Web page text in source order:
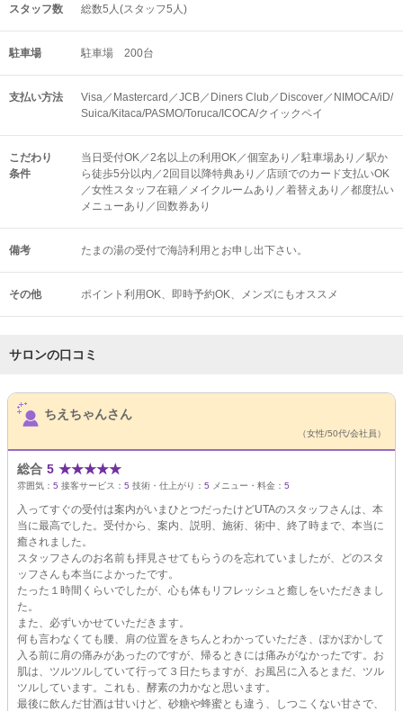
スタッフ数 総数5人(スタッフ5人)
駐車場 駐車場 200台
支払い方法
Visa／Mastercard／JCB／Diners Club／Discover／NIMOCA/iD/
Suica/Kitaca/PASMO/Toruca/ICOCA/クイックペイ
こだわり
条件
当日受付OK／2名以上の利用OK／個室あり／駐車場あり／駅か
ら徒歩5分以内／2回目以降特典あり／店頭でのカード支払いOK
／女性スタッフ在籍／メイクルームあり／着替えあり／都度払い
メニューあり／回数券あり
備考 たまの湯の受付で海詩利用とお申し出下さい。
その他 ポイント利用OK 即時予約OK メンズにもオススメ
サロンの口コミ
サロンPick Up
ちえちゃんさん
（女性/50代/会社員）
総合 5 ★★★★★
雰囲気： 5 接客サービス： 5 技術・仕上がり： 5 メニュー・料金： 5
入ってすぐの受付は案内がいまひとつだったけどUTAのスタッフさんは、本
当に最高でした。受付から、案内、説明、施術、術中、終了時まで、本当に
癒されました。
スタッフさんのお名前も拝見させてもらうのを忘れていましたが、どのスタ
ッフさんも本当によかったです。
たった１時間くらいでしたが、心も体もリフレッシュと癒しをいただきまし
た。
また、必ずいかせていただきます。
何も言わなくても腰、肩の位置をきちんとわかっていただき、ぽかぽかして
入る前に肩の痛みがあったのですが、帰るときには痛みがなかったです。お
肌は、ツルツルしていて行って３日たちますが、お風呂に入るとまだ、ツル
ツルしています。これも、酵素の力かなと思います。
最後に飲んだ甘酒は甘いけど、砂糖や蜂蜜とも違う、しつこくない甘さで、